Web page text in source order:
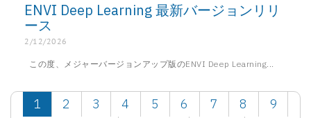
ENVI Deep Learning 最新バージョンリリ
ース
2/12/2026
この度、メジャーバージョンアップ版のENVI Deep Learning...
1 2 3 4 5 6 7 8
9